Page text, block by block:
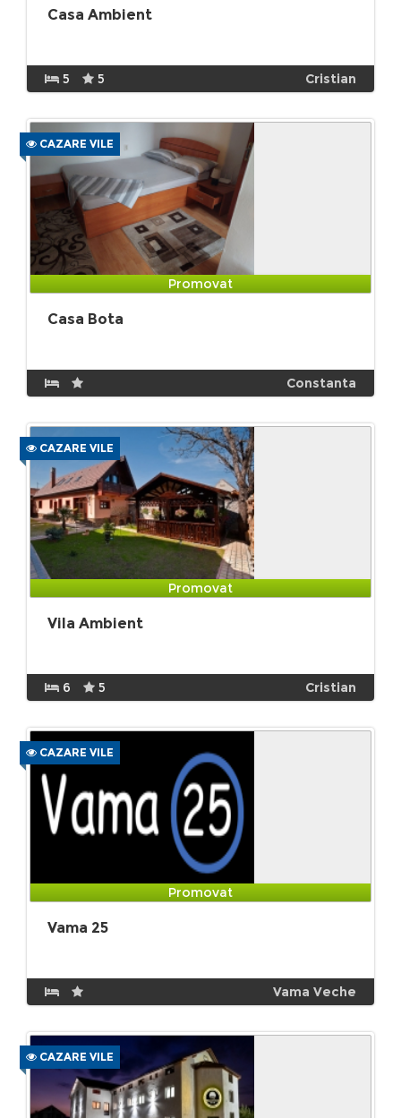
Casa Ambient
5 5 Cristian
CAZARE VILE
Promovat
Casa Bota
Constanta
CAZARE VILE
Promovat
Vila Ambient
6 5 Cristian
CAZARE VILE
Promovat
Vama 25
Vama Veche
CAZARE VILE